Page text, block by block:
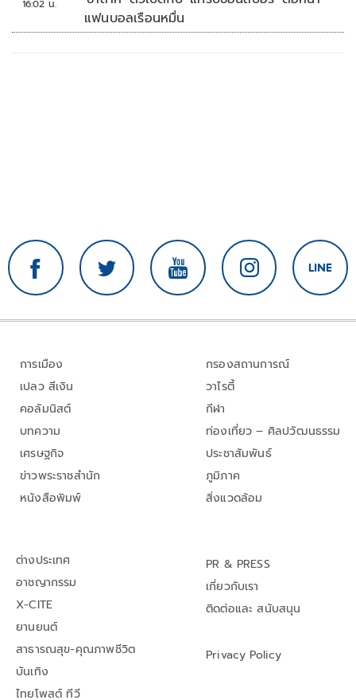
16:02 น.
แฟนบอลเรือนหมื่น
การเมือง
เปลว สีเงิน
คอลัมนิสต์
บทความ
เศรษฐกิจ
ข่าวพระราชสำนัก
หนังสือพิมพ์
กรองสถานการณ์
วาไรตี้
กีฬา
ท่องเที่ยว – ศิลปวัฒนธรรม
ประชาสัมพันธ์
ภูมิภาค
สิ่งแวดล้อม
ต่างประเทศ
อาชญากรรม
X-CITE
ยานยนต์
สาธารณสุข-คุณภาพชีวิต
บันเทิง
ไทยโพสต์ ทีวี
PR & PRESS
เกี่ยวกับเรา
ติดต่อและ สนับสนุน
Privacy Policy